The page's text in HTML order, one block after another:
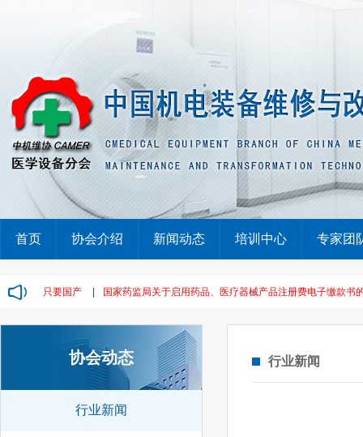
首页 协会介绍 新闻动态 培训中心 专家团
标！只要国产 | 国家药监局关于启用药品、医疗器械产品注册费电子缴款书的
协会动态
行业新闻
行业新闻